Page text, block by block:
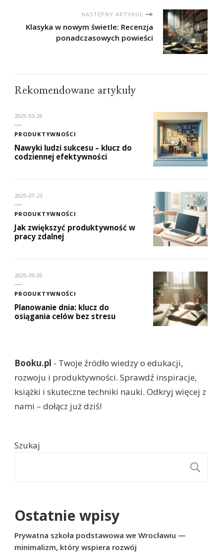
NASTĘPNY ARTYKUŁ
Klasyka w nowym świetle: Recenzja
ponadczasowych powieści
Rekomendowane artykuły
2025-03-26
PRODUKTYWNOŚCI
Nawyki ludzi sukcesu – klucz do
codziennej efektywności
2025-07-23
PRODUKTYWNOŚCI
Jak zwiększyć produktywność w
pracy zdalnej
2025-09-05
PRODUKTYWNOŚCI
Planowanie dnia: klucz do
osiągania celów bez stresu
Booku.pl - Twoje źródło wiedzy o edukacji,
rozwoju i produktywności. Sprawdź inspiracje,
książki i skuteczne techniki nauki. Odkryj więcej z
nami – dołącz już dziś!
Szukaj
Ostatnie wpisy
Prywatna szkoła podstawowa we Wrocławiu —
minimalizm, który wspiera rozwój